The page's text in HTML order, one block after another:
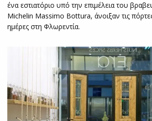
ένα εστιατόριο υπό την επιμέλεια του
Michelin Massimo Bottura, άνοιξαν τις
ημέρες στη Φλωρεντία.